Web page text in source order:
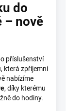
do
– nově
příslušenství
která zpříjemní
nabízíme
, díky kterému
do hodiny.